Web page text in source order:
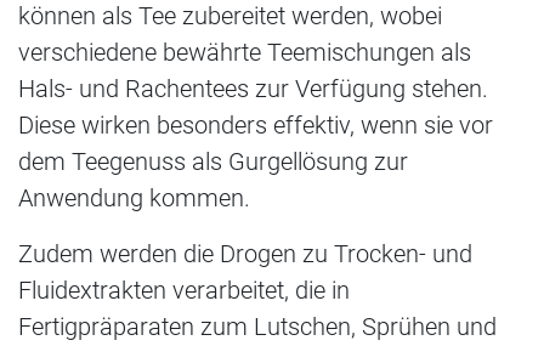
können als Tee zubereitet werden, wobei
verschiedene bewährte Teemischungen als
Hals- und Rachentees zur Verfügung stehen.
Diese wirken besonders effektiv, wenn sie vor
dem Teegenuss als Gurgellösung zur
Anwendung kommen.
Zudem werden die Drogen zu Trocken- und
Fluidextrakten verarbeitet, die in
Fertigpräparaten zum Lutschen, Sprühen und